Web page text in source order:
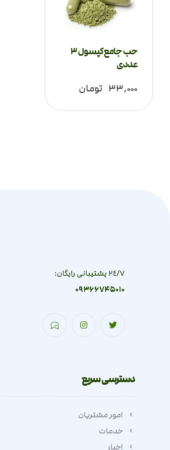
حب جامع کپسول 3
عددی
۳۳,۰۰۰ تومان
٢٤/٧ پشتیبانی رایگان:
09366745010
دسترسی سریع
امور مشتریان
خدمات
اخبار